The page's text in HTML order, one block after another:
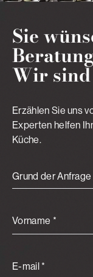
Sie
Wir
Erzählen Sie uns
Experten helfen
Küche.
Grund der Anfrage
Vorname *
E-mail *